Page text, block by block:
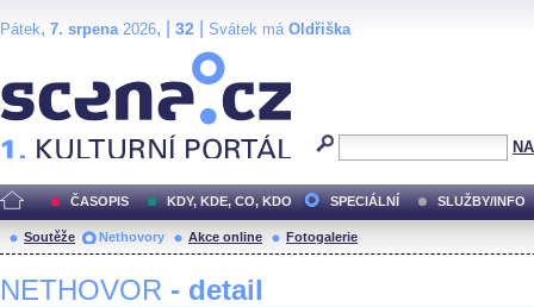
Pátek, 7. srpena2026, | 32 Svátek má Oldřiška
ČASOPIS KDY, KDE, CO, KDO SPECIÁLNÍ SLUŽBY/INFO
Soutěže Nethovory Akce online Fotogalerie
NETHOVOR - detail